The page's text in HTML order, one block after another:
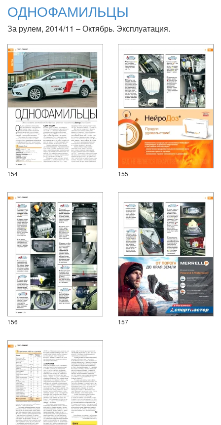
ОДНОФАМИЛЬЦЫ
За рулем, 2014/11 – Октябрь. Эксплуатация.
154 155
156 157